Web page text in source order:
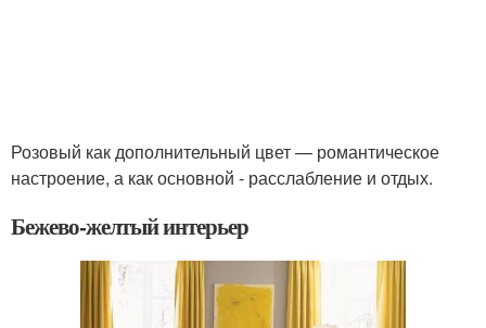
Розовый как дополнительный цвет — романтическое
настроение, а как основной - расслабление и отдых.
Бежево-желтый интерьер